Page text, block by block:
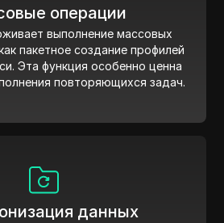
операции
выполнение массовых
пакетное создание профилей
Эта функция особенно ценна
повторяющихся задач.
данных